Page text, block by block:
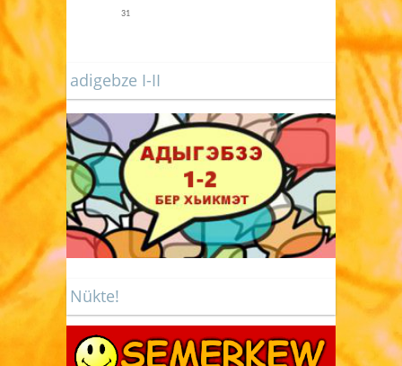
31
adigebze I-II
Nükte!